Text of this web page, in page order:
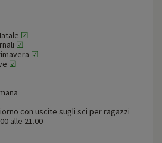
☑
☑
☑
☑
con uscite sugli sci per ragazzi
alle 21.00